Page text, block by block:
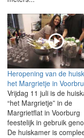
Heropening van de
het Margrietje in
Vrijdag 11 juli is de
“het Margrietje” in de
Margrietflat in Voorburg
feestelijk in gebruik
De huiskamer is